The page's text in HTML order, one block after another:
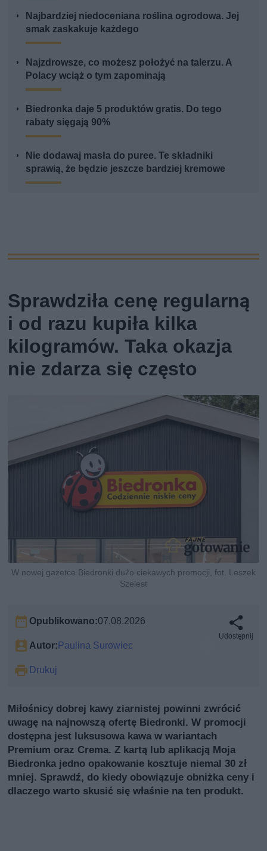
Najbardziej niedoceniana roślina ogrodowa. Jej
smak zaskakuje każdego
Najzdrowsze, co możesz położyć na talerzu. A
Polacy wciąż o tym zapominają
Biedronka daje 5 produktów gratis. Do tego
rabaty sięgają 90%
Nie dodawaj masła do puree. Te składniki
sprawią, że będzie jeszcze bardziej kremowe
Sprawdziła cenę regularną
i od razu kupiła kilka
kilogramów. Taka okazja
nie zdarza się często
W nowej gazetce Biedronki dużo ciekawych promocji, fot. Leszek
Szelest
Opublikowano:07.08.2026
Autor:Paulina Surowiec
Drukuj
Udostępnij
Miłośnicy dobrej kawy ziarnistej powinni zwrócić
uwagę na najnowszą ofertę Biedronki. W promocji
dostępna jest luksusowa kawa w wariantach
Premium oraz Crema. Z kartą lub aplikacją Moja
Biedronka jedno opakowanie kosztuje niemal 30 zł
mniej. Sprawdź, do kiedy obowiązuje obniżka ceny i
dlaczego warto skusić się właśnie na ten produkt.